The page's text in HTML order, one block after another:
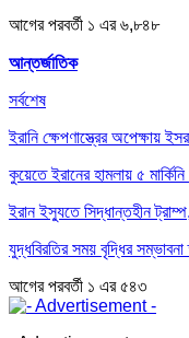
আগেরপরবর্তী ১ এর ৬,৮৪৮
আন্তর্জাতিক
সর্বশেষ
ইরানি ক্ষেপণাস্ত্রের অপেক্ষায়
কুয়েতে ইরানের হামলায় ৫
ইরান ইস্যুতে সিদ্ধান্তহীন
যুদ্ধবিরতির সময় বৃদ্ধির
আগেরপরবর্তী ১ এর ৫৪৩